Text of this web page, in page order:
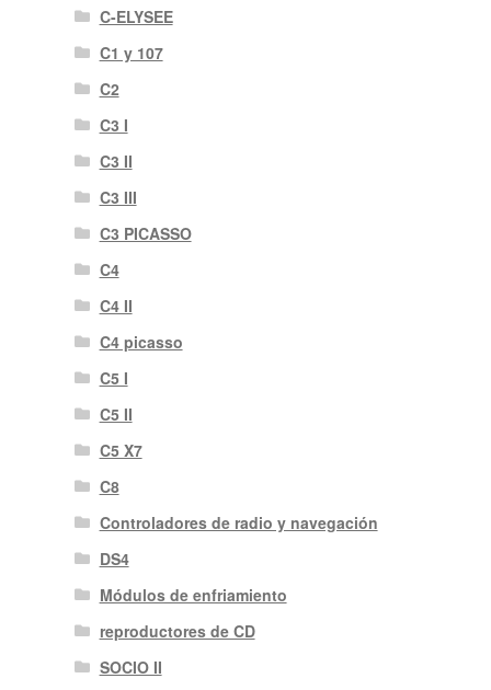
C-ELYSEE
C1 y 107
C2
C3 I
C3 II
C3 III
C3 PICASSO
C4
C4 II
C4 picasso
C5 I
C5 II
C5 X7
C8
Controladores de radio y navegación
DS4
Módulos de enfriamiento
reproductores de CD
SOCIO II